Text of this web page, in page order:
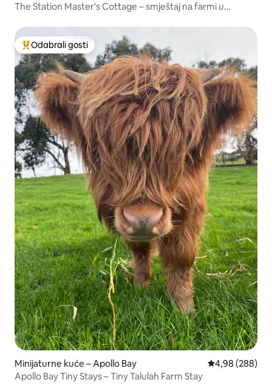
The Station Master's Cottage – smještaj na farmi u
Među najviše rangiranima s oznakom „Odabrali gosti”
Odabrali gosti
Minijaturne kuće – Apollo Bay Prosječna
4,98 (288)
Apollo Bay Tiny Stays – Tiny Talulah Farm Stay